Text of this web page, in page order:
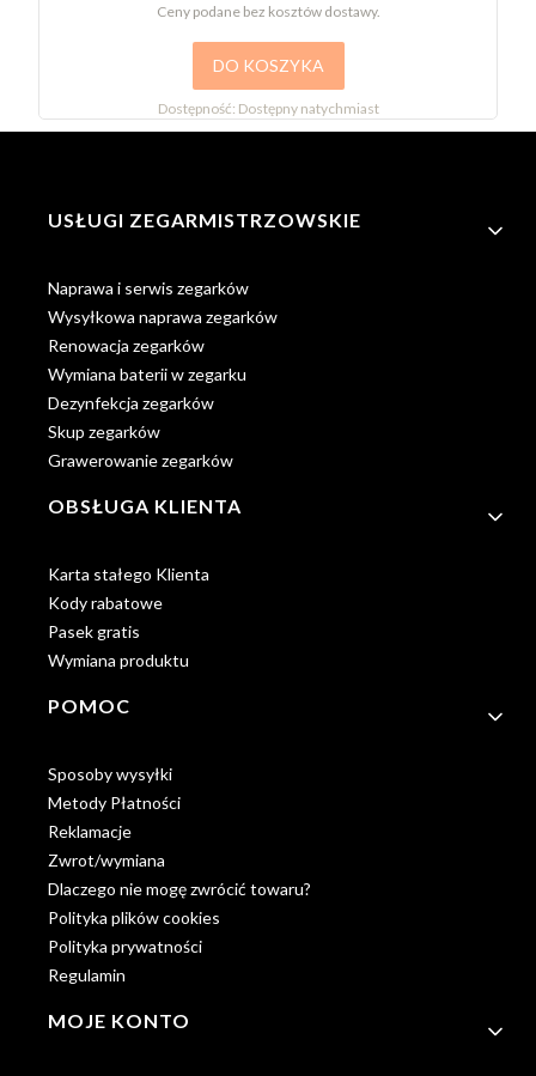
Ceny podane bez kosztów dostawy.
DO KOSZYKA
Dostępność: Dostępny natychmiast
Linki w stopce
USŁUGI ZEGARMISTRZOWSKIE
Naprawa i serwis zegarków
Wysyłkowa naprawa zegarków
Renowacja zegarków
Wymiana baterii w zegarku
Dezynfekcja zegarków
Skup zegarków
Grawerowanie zegarków
OBSŁUGA KLIENTA
Karta stałego Klienta
Kody rabatowe
Pasek gratis
Wymiana produktu
POMOC
Sposoby wysyłki
Metody Płatności
Reklamacje
Zwrot/wymiana
Dlaczego nie mogę zwrócić towaru?
Polityka plików cookies
Polityka prywatności
Regulamin
MOJE KONTO